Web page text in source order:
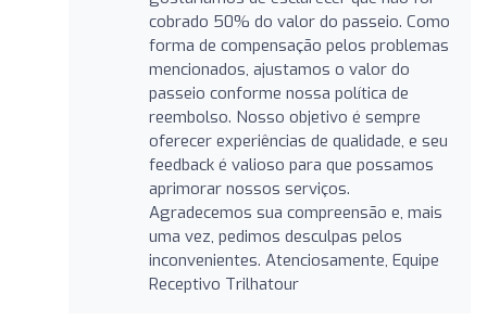
cobrado 50% do valor do passeio. Como
forma de compensação pelos problemas
mencionados, ajustamos o valor do
passeio conforme nossa política de
reembolso. Nosso objetivo é sempre
oferecer experiências de qualidade, e seu
feedback é valioso para que possamos
aprimorar nossos serviços.
Agradecemos sua compreensão e, mais
uma vez, pedimos desculpas pelos
inconvenientes. Atenciosamente, Equipe
Receptivo Trilhatour